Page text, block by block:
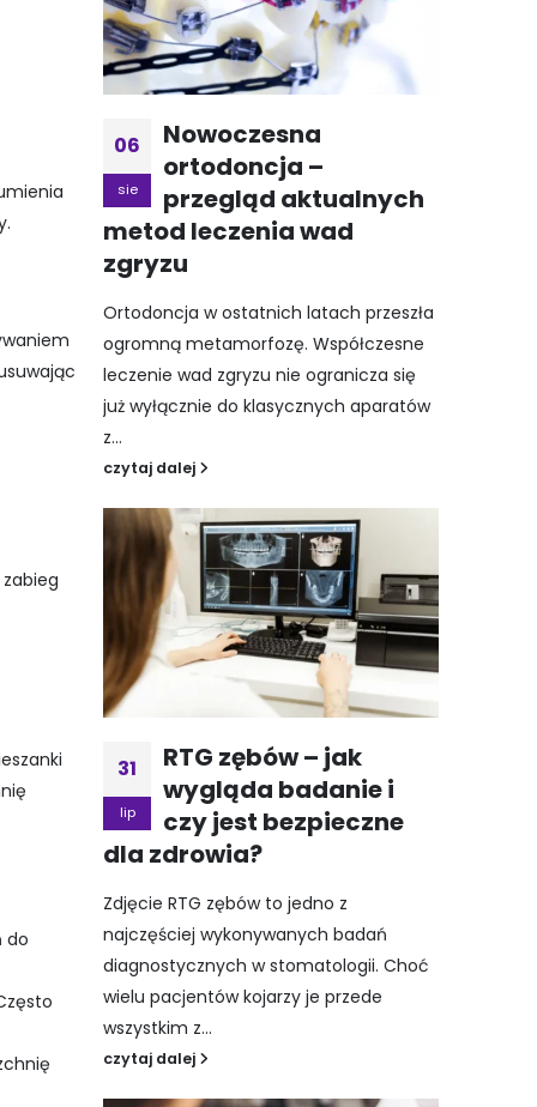
do
06
sie
Nowoczesna
ortodoncja –
przegląd aktualnych
metod leczenia wad
zgryzu
Ortodoncja w ostatnich latach przeszła
ogromną metamorfozę. Współczesne
leczenie wad zgryzu nie ogranicza się
już wyłącznie do klasycznych aparatów
z...
czytaj dalej
31
lip
RTG zębów – jak
wygląda badanie i
czy jest bezpieczne
dla zdrowia?
Zdjęcie RTG zębów to jedno z
najczęściej wykonywanych badań
diagnostycznych w stomatologii. Choć
wielu pacjentów kojarzy je przede
wszystkim z...
czytaj dalej